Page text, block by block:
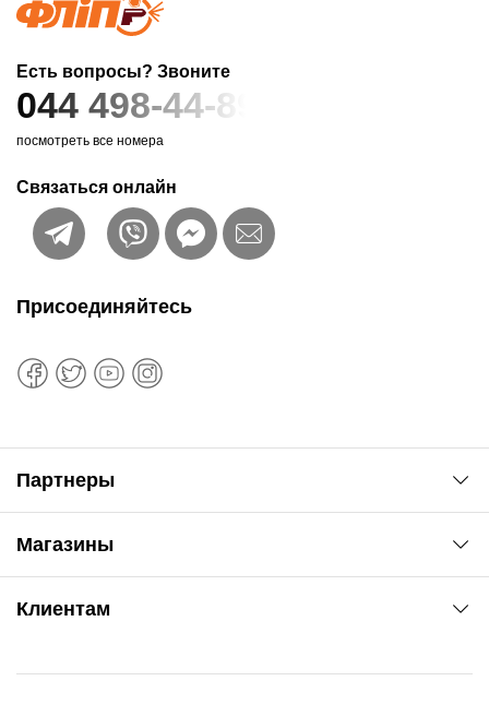
Есть вопросы? Звоните
044 498-44-89
посмотреть все номера
Связаться онлайн
Магазины
ул. Рабочая, 2-а
Клиентам
Присоединяйтесь
Партнеры